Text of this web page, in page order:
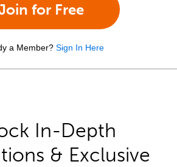
for Free
a Member? Sign In Here
In-Depth
& Exclusive